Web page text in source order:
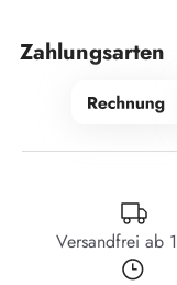
Zahlungsarten
Versandfrei ab